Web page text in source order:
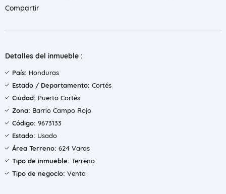
Compartir
Detalles del inmueble :
País: Honduras
Estado / Departamento: Cortés
Ciudad: Puerto Cortés
Zona: Barrio Campo Rojo
Código: 9673133
Estado: Usado
Área Terreno: 624 Varas
Tipo de inmueble: Terreno
Tipo de negocio: Venta